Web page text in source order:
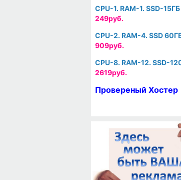
CPU-1. RAM-1. SSD-15ГБ
249руб.
CPU-2. RAM-4. SSD
909руб.
CPU-8. RAM-12. SSD-
2619руб.
Провереный Хостер